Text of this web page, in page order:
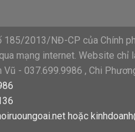
185/2013/NĐ-CP của Chính
mạng internet. Website chỉ
Vũ - 037.699.9986 , Chi
hoặc